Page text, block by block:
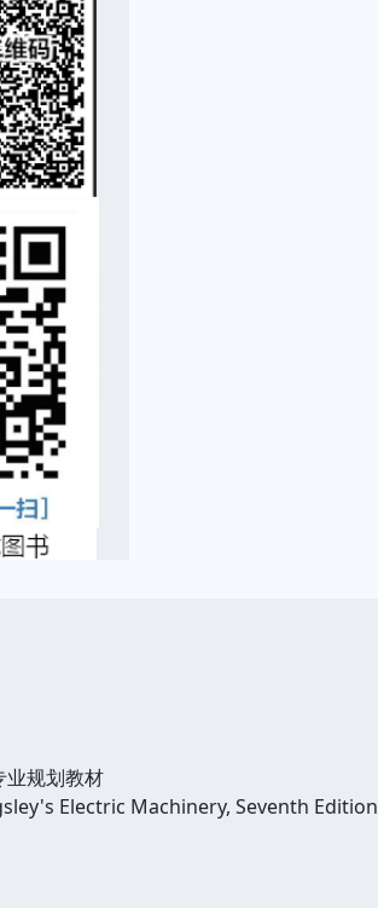
业规划教材
Electric Machinery, Seventh Edition